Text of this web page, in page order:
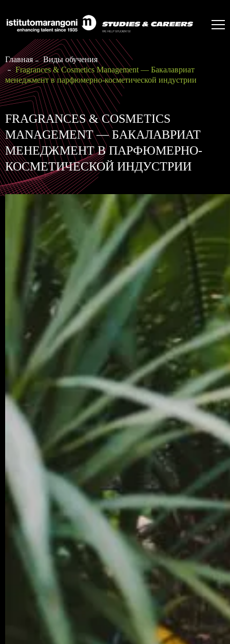
Главная
Виды обучения
Fragrances & Cosmetics Management — Бакалавриат
менеджмент в парфюмерно-косметической индустрии
FRAGRANCES & COSMETICS
MANAGEMENT — БАКАЛАВРИАТ
МЕНЕДЖМЕНТ В ПАРФЮМЕРНО-
КОСМЕТИЧЕСКОЙ ИНДУСТРИИ